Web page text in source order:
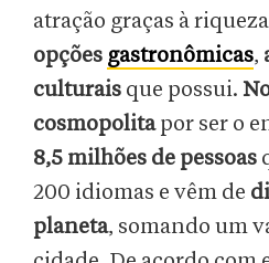
atração graças à
opções gastronômicas,
culturais que possui.
cosmopolitapor ser o
8,5 milhões de pessoas
200 idiomas e vêm de
planeta, somando um